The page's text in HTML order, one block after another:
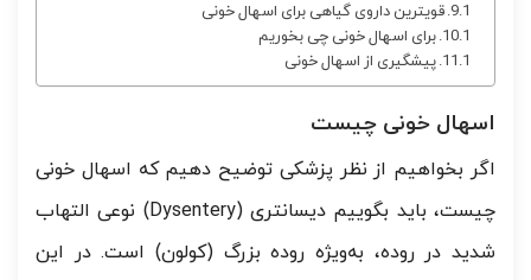
قویترین داروی گیاهی برای اسهال خونی
برای اسهال خونی چی بخوریم
پیشگیری از اسهال خونی
اسهال خونی چیست
اگر بخواهیم از نظر پزشکی توضیح دهیم که اسهال خونی
چیست، باید بگوییم دیسانتری (Dysentery) نوعی التهاب
شدید در روده، به‌ویژه روده بزرگ (کولون) است. در این